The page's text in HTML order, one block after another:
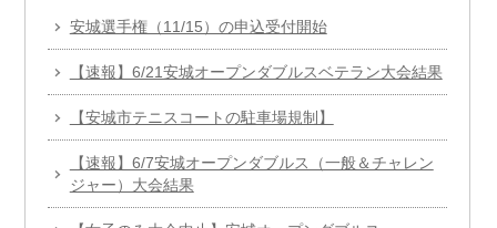
安城選手権（11/15）の申込受付開始
【速報】6/21安城オープンダブルスベテラン大会結果
【安城市テニスコートの駐車場規制】
【速報】6/7安城オープンダブルス（一般＆チャレン
ジャー）大会結果